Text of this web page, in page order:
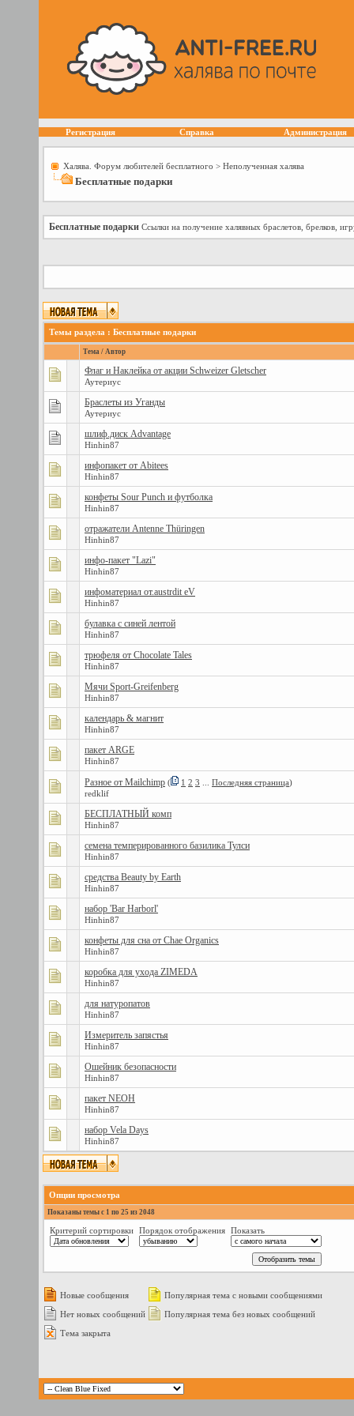
Регистрация Справка Администрация
Халява. Форум любителей бесплатного > Неполученная халява
Бесплатные подарки
Бесплатные подарки Ссылки на получение халявных браслетов, брелков,
Темы раздела : Бесплатные подарки
Тема / Автор
Флаг и Наклейка от акции Schweizer Gletscher
Аутериус
Браслеты из Уганды
Аутериус
шлиф.диск Advantage
Hinhin87
инфопакет от Abitees
Hinhin87
конфеты Sour Punch и футболка
Hinhin87
отражатели Antenne Thüringen
Hinhin87
инфo-пакет "Lazi"
Hinhin87
инфоматериал от.austrdit eV
Hinhin87
булавка с синей лентой
Hinhin87
трюфеля от Chocolate Tales
Hinhin87
Мячи Sport-Greifenberg
Hinhin87
календарь & магнит
Hinhin87
пакет ARGE
Hinhin87
Разное от Mailchimp ( 1 2 3 Последняя страница)
redklif
БЕСПЛАТНЫЙ комп
Hinhin87
семена темперированного базилика Тулси
Hinhin87
средства Beauty by Earth
Hinhin87
набор 'Bar Harborl'
Hinhin87
конфеты для сна от Chae Organics
Hinhin87
коробка для ухода ZIMEDA
Hinhin87
для натуропатов
Hinhin87
Измеритель запястья
Hinhin87
Ошейник безопасности
Hinhin87
пакет NEOH
Hinhin87
набор Vela Days
Hinhin87
Опции просмотра
Показаны темы с 1 по 25 из 2048
Критерий сортировки Порядок отображения Показать
Новые сообщения
Популярная тема с новыми сообщениями
Нет новых сообщений
Популярная тема без новых сообщений
Тема закрыта